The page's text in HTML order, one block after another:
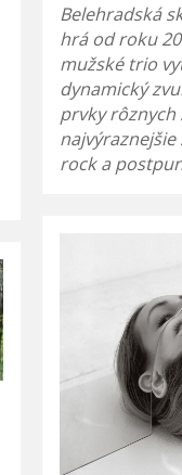
Belehradská
hrá od roku
mužské trio
dynamický
prvky rôznych
rock a